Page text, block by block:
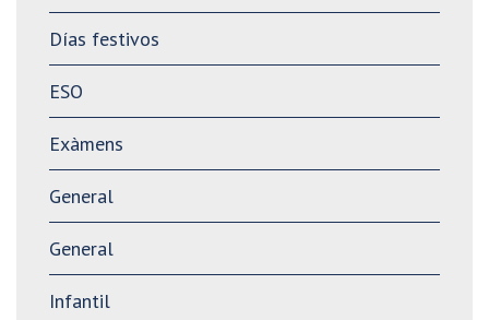
Días festivos
ESO
Exàmens
General
General
Infantil